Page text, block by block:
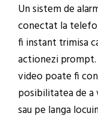
Un sistem de
conectat la
fi instant trimisa
actionezi prompt.
video poate fi
posibilitatea de a
sau pe langa